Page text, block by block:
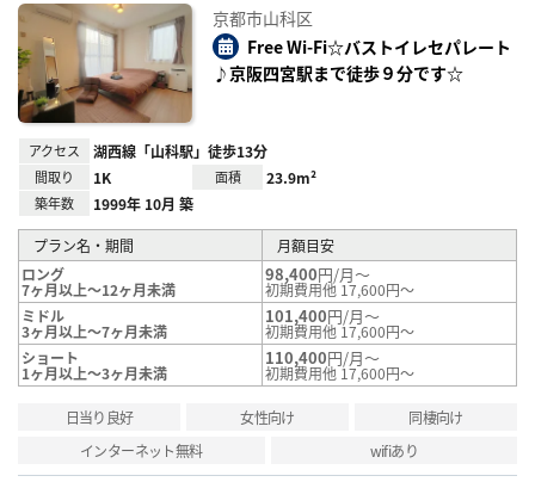
録
京都市山科区
Free Wi-Fi☆バストイレセパレート
♪京阪四宮駅まで徒歩９分です☆
アクセス 湖西線「山科駅」徒歩13分
間取り 1K 面積 23.9m²
築年数 1999年 10月 築
プラン名・期間
月額目安
ロング
7ヶ月以上～12ヶ月未満
98,400円/月～
初期費用他 17,600円～
ミドル
3ヶ月以上～7ヶ月未満
101,400円/月～
初期費用他 17,600円～
ショート
1ヶ月以上～3ヶ月未満
110,400円/月～
初期費用他 17,600円～
日当り良好 女性向け
同棲向け
インターネット無料
wifiあり